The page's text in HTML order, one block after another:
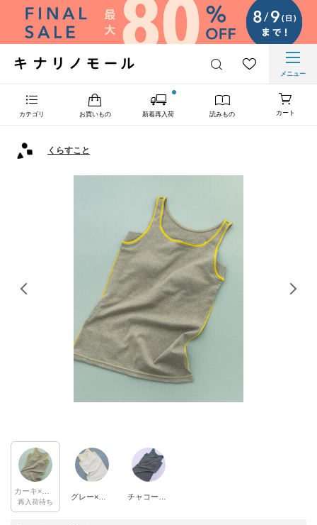
メニュー
カテゴリ お買いもの 新着再入荷 読みもの カート
くらすこと
再入荷待ち